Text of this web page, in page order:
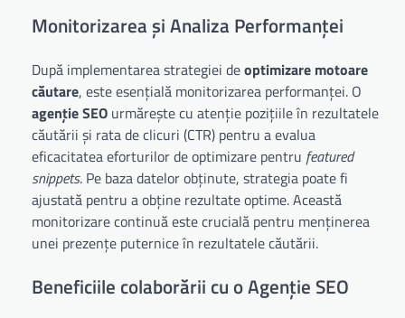
Monitorizarea și Analiza Performanței
După implementarea strategiei deoptimizare motoare
căutare, este esențială monitorizarea performanței. O
agenție SEO urmărește cu atenție pozițiile în rezultatele
căutării și rata de clicuri (CTR) pentru a evalua
eficacitatea eforturilor de optimizare pentru featured
snippets. Pe baza datelor obținute, strategia poate fi
ajustată pentru a obține rezultate optime. Această
monitorizare continuă este crucială pentru menținerea
unei prezențe puternice în rezultatele căutării.
Beneficiile colaborării cu o Agenție SEO